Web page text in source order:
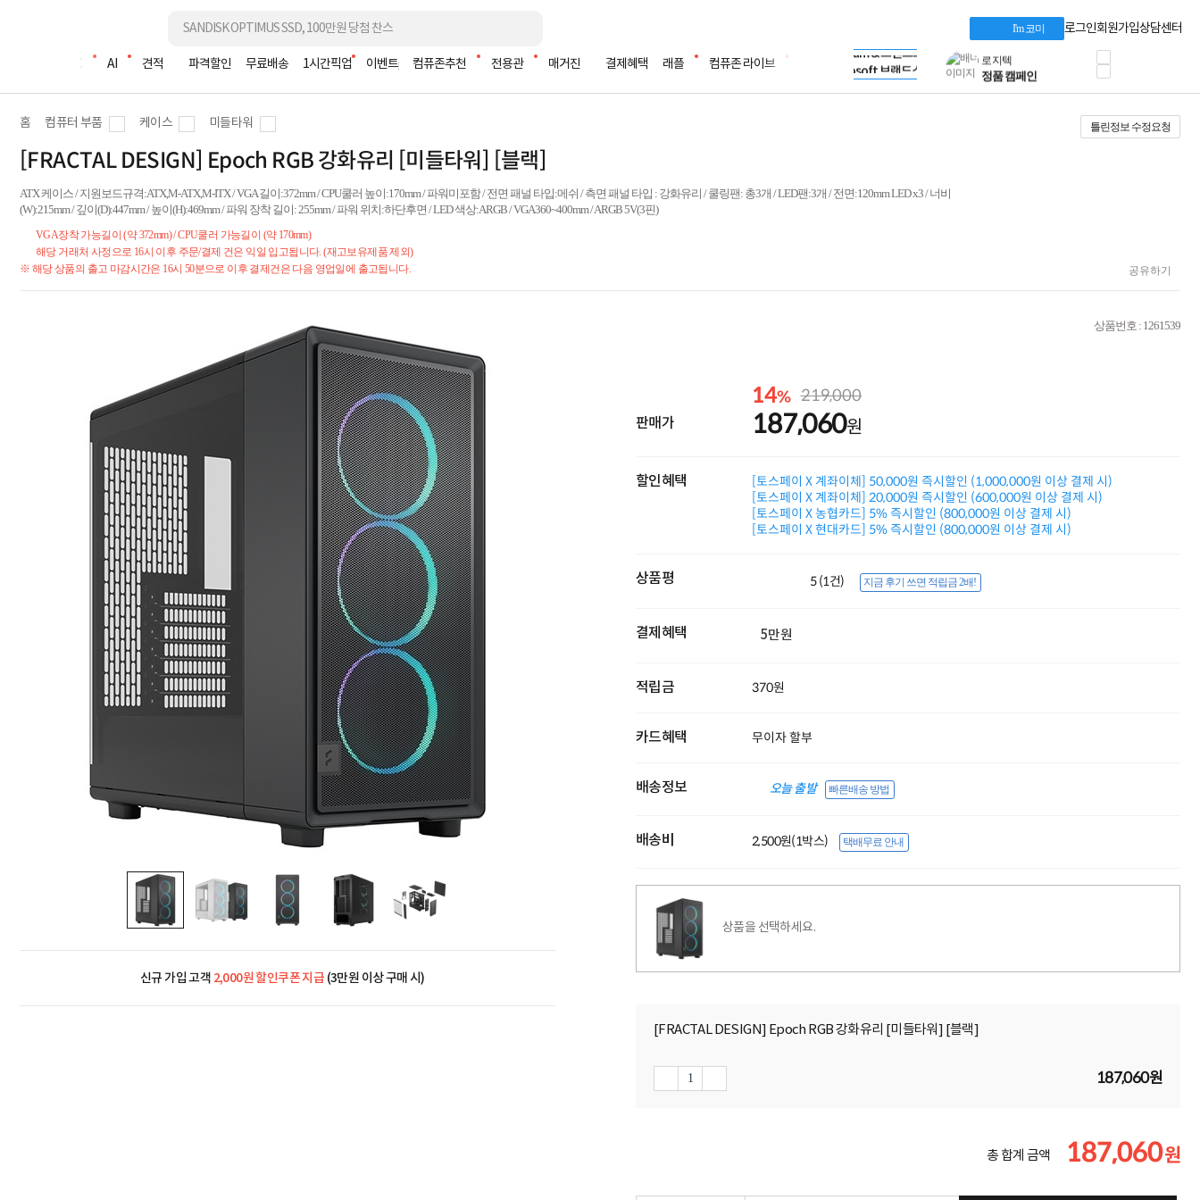
I'm 코미 로그인회원가입상담센터
조립PC AI 견적 파격할인 무료배송 1시간픽업 이벤트 컴퓨존추천 전용관 매거진 결제혜택 래플 컴퓨존 라이브
LG gram & 브랜드스토어
Microsoft 브랜드스토어
AMD 브랜드스토어
Dell 구매 찬스
프로 에센셜
타협 없는 게이밍
HP OMEN
로지텍
Dell 구매왕
상품권 30만원
삼성모니터 여름맞이
특별 할인 이벤트
홈 컴퓨터 부품 케이스 미들타워 틀린정보 수정요청
[FRACTAL DESIGN] Epoch RGB 강화유리 [미들타워] [블랙]
ATX 케이스 / 지원보드규격:ATX,M-ATX,M-ITX / VGA 길이:372mm / CPU쿨러 높이:170mm / 파워미포함 / 전면 패널 타입:메쉬 / 측면 패널 타입 : 강화유리 / 쿨링팬: 총3개 / LED팬:3개 / 전면:120mm LED x3 / 너비
(W):215mm / 깊이(D):447mm / 높이(H):469mm / 파워 장착 길이: 255mm / 파워 위치:하단후면 / LED 색상:ARGB / VGA360~400mm / ARGB 5V(3핀)
VGA장착 가능길이 (약 372mm) / CPU쿨러 가능길이 (약 170mm)
해당 거래처 사정으로 16시 이후 주문/결제 건은 익일 입고됩니다. (재고보유제품 제외)
※ 해당 상품의 출고 마감시간은 16시 50분으로 이후 결제건은 다음 영업일에 출고됩니다.
공유하기
신규 가입 고객 2,000원 할인쿠폰 지급(3만원 이상 구매 시)
상품번호 : 1261539
판매가
14% 219,000
187,060원
할인혜택
[토스페이 X 계좌이체] 50,000원 즉시할인 (1,000,000원 이상 결제 시)
[토스페이 X 계좌이체] 20,000원 즉시할인 (600,000원 이상 결제 시)
[토스페이 X 농협카드] 5% 즉시할인 (800,000원 이상 결제 시)
[토스페이 X 현대카드] 5% 즉시할인 (800,000원 이상 결제 시)
상품평 5 (1건) 지금 후기 쓰면 적립금 2배!
결제혜택 5만원
적립금 370원
카드혜택 무이자 할부
배송정보 오늘 출발 빠른배송 방법
배송비 2,500원(1박스) 택배무료 안내
상품을 선택하세요.
[FRACTAL DESIGN] Epoch RGB 강화유리 [미들타워] [블랙]
187,060원
총 합계 금액 187,060원